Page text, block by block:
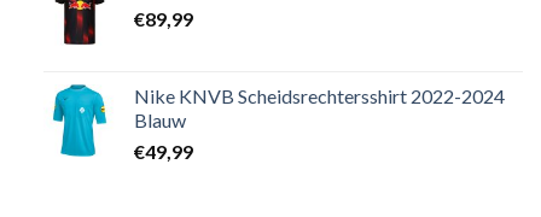
€89,99
Nike KNVB Scheidsrechtersshirt 2022-2024
Blauw
€49,99